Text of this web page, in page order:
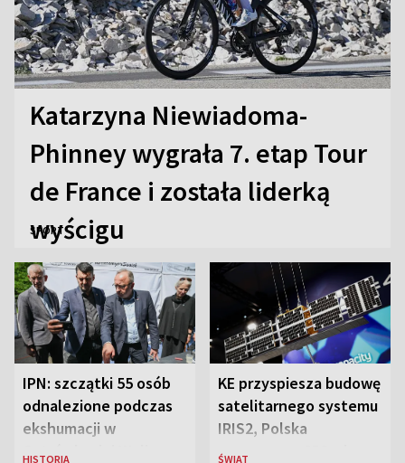
Katarzyna Niewiadoma-
Phinney wygrała 7. etap Tour
de France i została liderką
wyścigu
SPORT
IPN: szczątki 55 osób
odnalezione podczas
ekshumacji w
Ostrówkach i Woli
HISTORIA
KE przyspiesza budowę
satelitarnego systemu
IRIS2, Polska
przeznaczy 656 mln
ŚWIAT